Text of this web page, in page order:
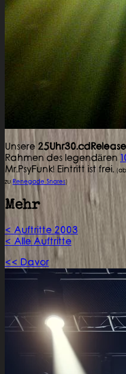
Unsere
Rahmen des legendären
Mr.PsyFunk! Eintritt ist frei.
zu Renegade Snares)
Mehr
< Auftritte 2003
< Alle Auftritte
<< Davor